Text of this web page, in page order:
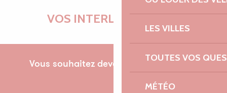
LES VILLES
TOUTES VOS
MÉTÉO
VOS INTERLOCUTRICES
Vous souhaitez devenir partenaire pour la
première fois ?